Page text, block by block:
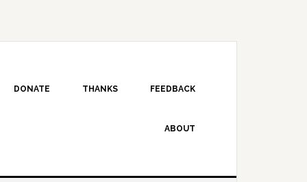
DONATE THANKS FEEDBACK
ABOUT